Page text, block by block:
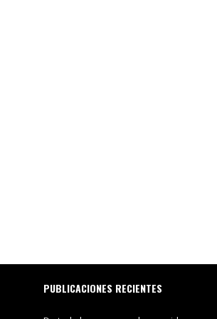
PUBLICACIONES RECIENTES